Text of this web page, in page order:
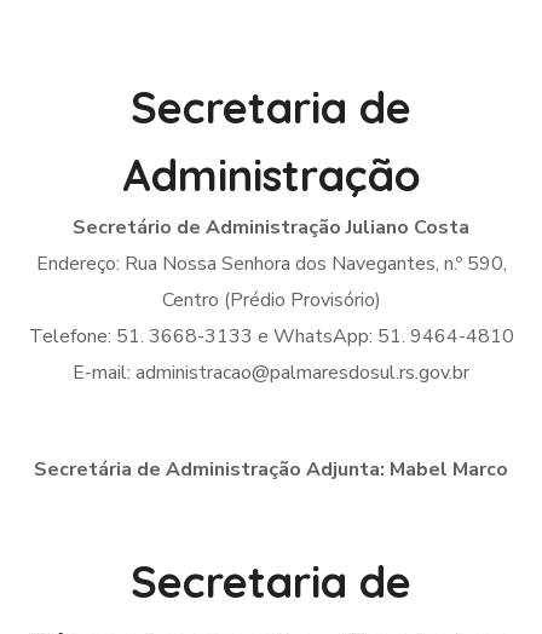
Secretaria de
Administração
Secretário de Administração Juliano Costa
Endereço: Rua Nossa Senhora dos Navegantes, n.º 590,
Centro (Prédio Provisório)
Telefone: 51. 3668-3133 e WhatsApp: 51. 9464-4810
E-mail: administracao@palmaresdosul.rs.gov.br
Secretária de Administração Adjunta: Mabel Marco
Secretaria de